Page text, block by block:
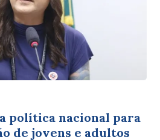
política nacional para
de jovens e adultos